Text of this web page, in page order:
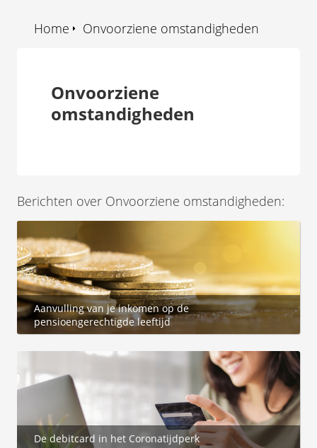
Onvoorziene omstandigheden
Home
Onvoorziene
omstandigheden
Berichten over Onvoorziene omstandigheden:
Aanvulling van je inkomen op de
pensioengerechtigde leeftijd
De debitcard in het Coronatijdperk